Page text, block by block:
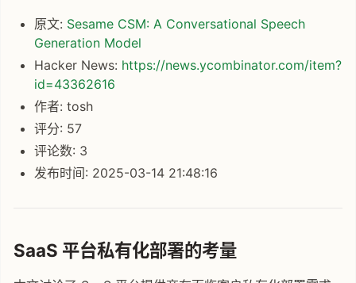
原文: Sesame CSM: A Conversational Speech
Generation Model
Hacker News: https://news.ycombinator.com/item?
id=43362616
作者: tosh
评分: 57
评论数: 3
发布时间: 2025-03-14 21:48:16
SaaS 平台私有化部署的考量